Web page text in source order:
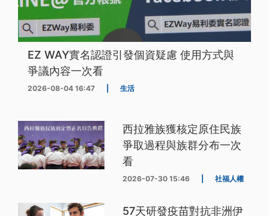
EZ WAY實名認證引發個資疑慮 使用方式與
爭議內容一次看
2026-08-04 16:47 生活
西拉雅族獲核定原住民族
爭取過程與族群分布一次
看
2026-07-30 15:46 社福人權
57天研發疫苗對抗非洲伊